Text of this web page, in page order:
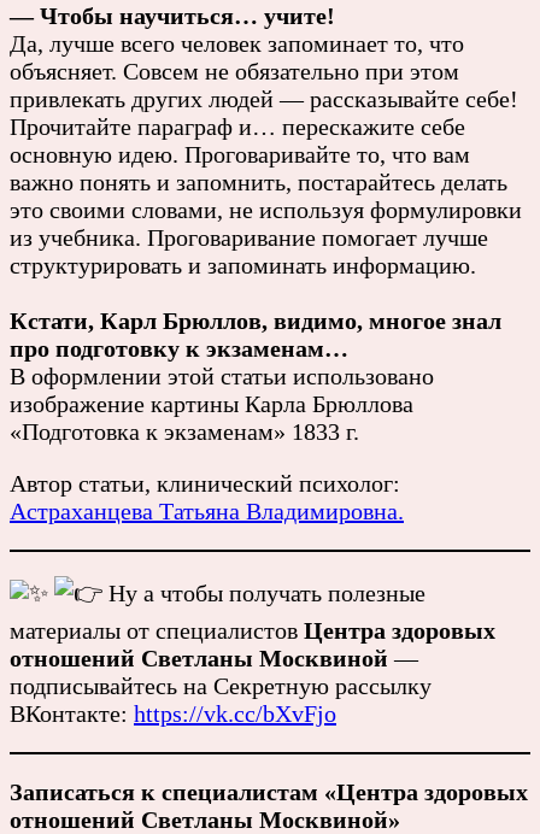
— Чтобы научиться… учите!
Да, лучше всего человек запоминает то, что
объясняет. Совсем не обязательно при этом
привлекать других людей — рассказывайте себе!
Прочитайте параграф и… перескажите себе
основную идею. Проговаривайте то, что вам
важно понять и запомнить, постарайтесь делать
это своими словами, не используя формулировки
из учебника. Проговаривание помогает лучше
структурировать и запоминать информацию.
Кстати, Кaрл Брюллов, видимо, многое знал
про подготовку к экзаменам…
В оформлении этой статьи использовано
изображение картины Кaрла Брюллова
«Подготовкa к экзaменaм» 1833 г.
Автор статьи, клинический психолог:
Астраханцева Татьяна Владимировна.
Ну а чтобы получать полезные
материалы от специалистов Центра здоровых
отношений Светланы Москвиной —
подписывайтесь на Секретную рассылку
ВКонтакте: https://vk.cc/bXvFjo
Записаться к специалистам «Центра здоровых
отношений Светланы Москвиной»